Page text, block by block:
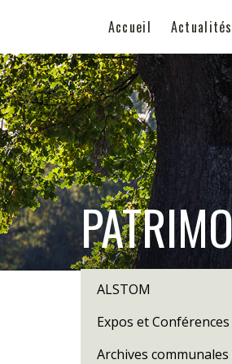
Accueil Actualités
ALSTOM
Expos et Conférences
Archives communales